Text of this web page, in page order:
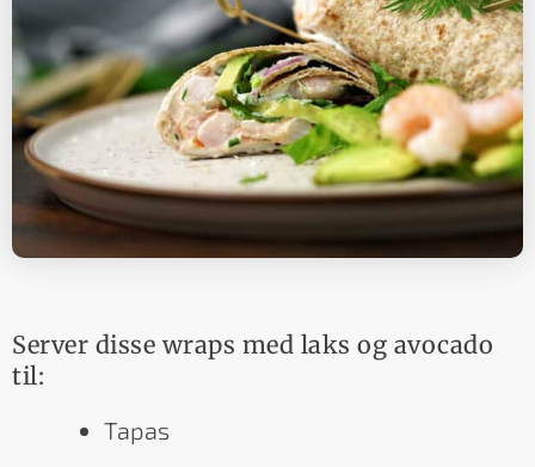
Server disse wraps med laks og avocado
til:
Tapas